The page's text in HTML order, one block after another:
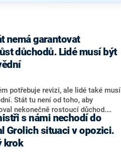
důchodů. Lidé musí být
potřebuje revizi, ale lidé také musí
Stát tu není od toho, aby
nekonečně rostoucí důchod.
a my ho představíme,řekl
kraje a předseda hnutí Naše
v rozhovoru pro CNN Prima NEWS.
něj nemůže být člověk, který by
čerpání financí a rozvoj,
s námi nechodí do
Grolich situaci v opozici.
krok